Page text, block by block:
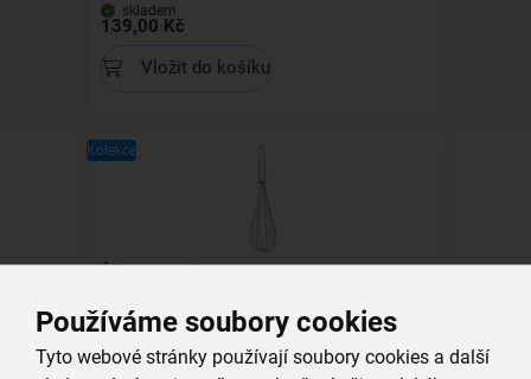
Používáme soubory cookies
Tyto webové stránky používají soubory cookies a další
skladem
139,00 Kč
Vložit do košíku
Kolekce
Šlehací metla KITCH 26 cm
skladem
119,00 Kč